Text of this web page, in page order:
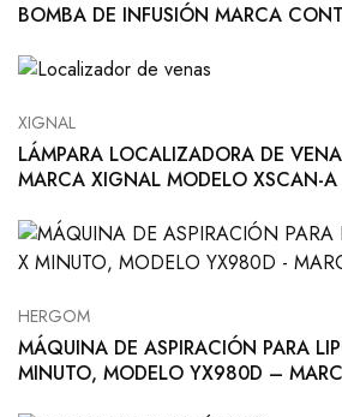
BOMBA DE INFUSIÓN MARCA
XIGNAL
LÁMPARA LOCALIZADORA DE
MARCA XIGNAL MODELO XSCAN-A
HERGOM
MÁQUINA DE ASPIRACIÓN PARA
MINUTO, MODELO YX980D –